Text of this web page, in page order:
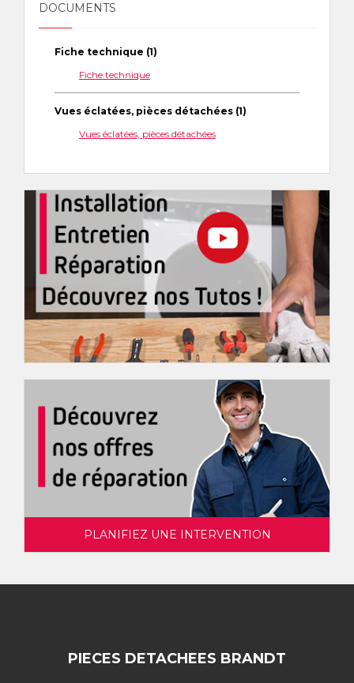
DOCUMENTS
Fiche technique (1)
Fiche technique
Vues éclatées, pièces détachées (1)
Vues éclatées, pièces détachées
PLANIFIEZ UNE INTERVENTION
PIECES DETACHEES BRANDT